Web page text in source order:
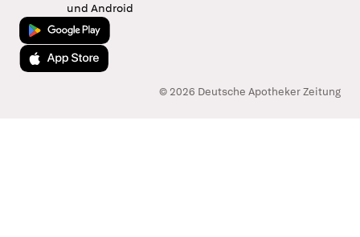
und Android
Jetzt bei Google Play
Laden im App Store
© 2026 Deutsche Apotheker Zeitung